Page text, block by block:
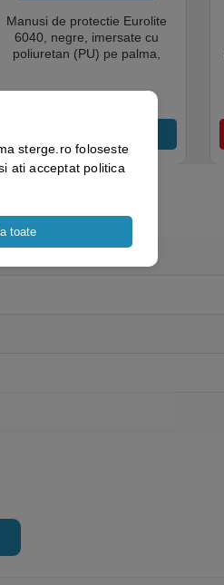
Manusi de protectie Eurolite
6040, negre, imersate cu
poliuretan (PU) pe palma,
pentru manipular si macanica
sterge.ro foloseste
ati acceptat politica
toate